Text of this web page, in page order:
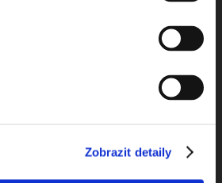
Zobrazit detaily